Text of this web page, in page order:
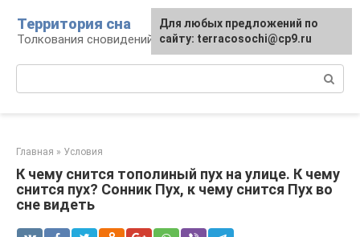
контенту
Территория сна
Толкования сновидений
Главная » Условия
К чему снится тополиный пух на улице. К чему
снится пух? Сонник Пух, к чему снится Пух во
сне видеть
Для любых предложений по
сайту: terracosochi@cp9.ru